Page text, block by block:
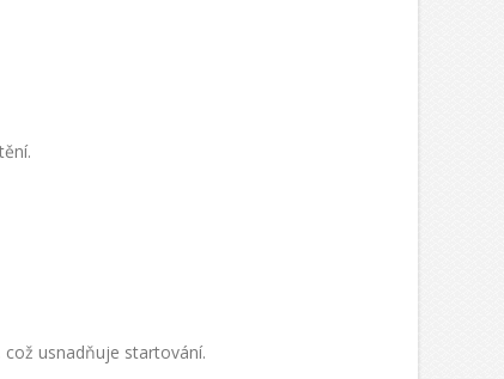
usnadňuje startování.